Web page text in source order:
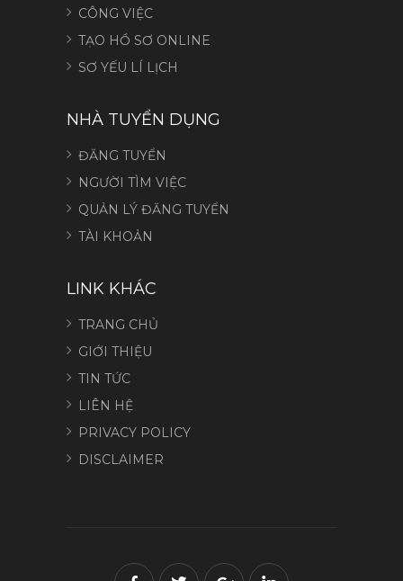
CÔNG VIỆC
TẠO HỒ SƠ ONLINE
SƠ YẾU LÍ LỊCH
NHÀ TUYỂN DỤNG
ĐĂNG TUYỂN
NGƯỜI TÌM VIỆC
QUẢN LÝ ĐĂNG TUYỂN
TÀI KHOẢN
LINK KHÁC
TRANG CHỦ
GIỚI THIỆU
TIN TỨC
LIÊN HỆ
PRIVACY POLICY
DISCLAIMER